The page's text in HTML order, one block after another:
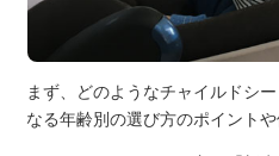
まず、どのようなチャイルドシ
なる年齢別の選び方のポイント